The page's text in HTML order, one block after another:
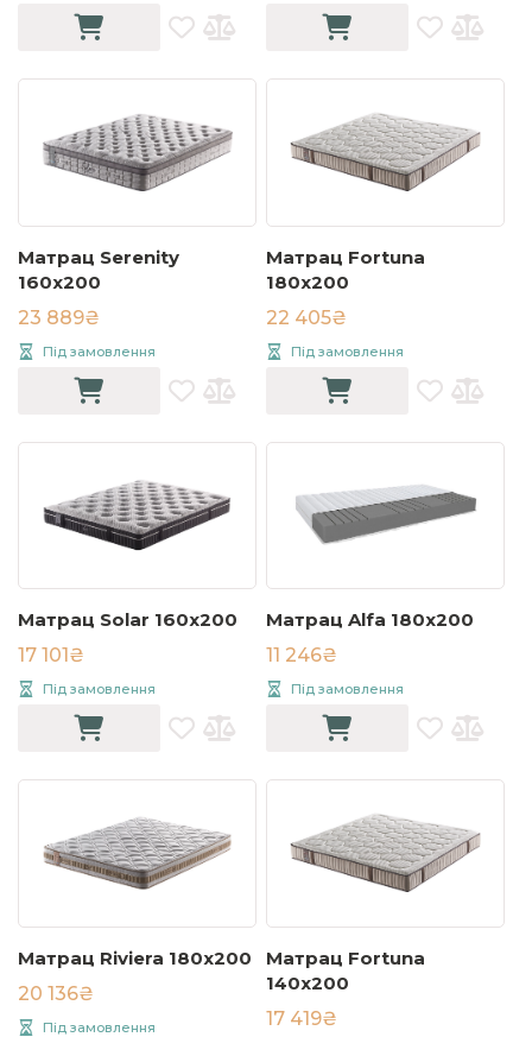
Матрац Serenity
160х200
23 889₴
Під замовлення
Матрац Fortuna
180x200
22 405₴
Під замовлення
Матрац Solar 160х200
17 101₴
Під замовлення
Матрац Alfa 180x200
11 246₴
Під замовлення
Матрац Riviera 180х200
20 136₴
Під замовлення
Матрац Fortuna
140x200
17 419₴